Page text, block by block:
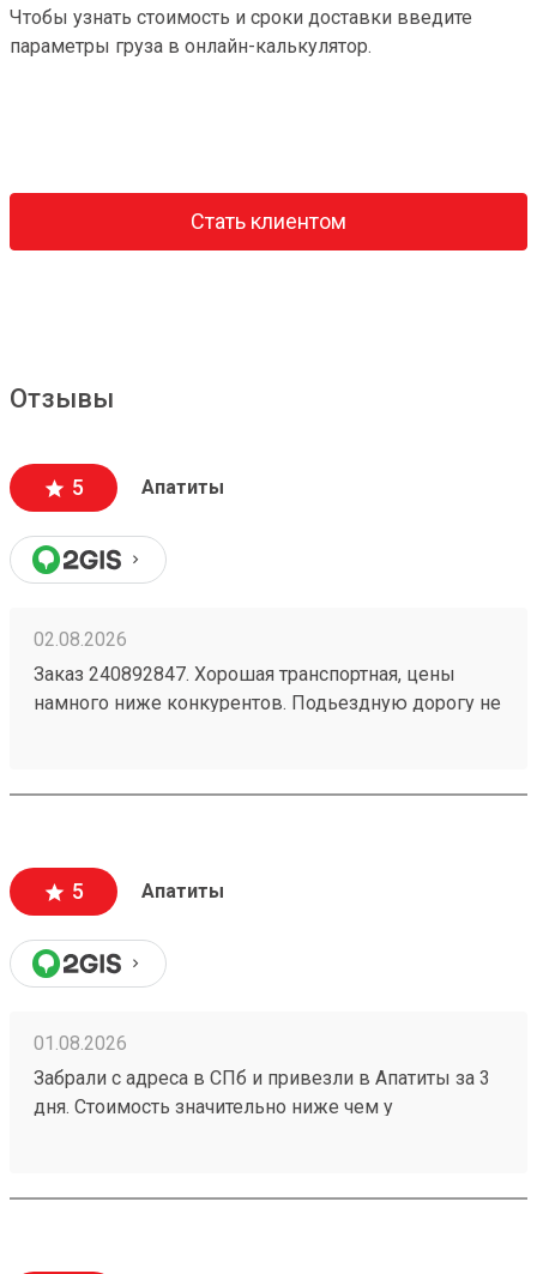
Чтобы узнать стоимость и сроки доставки введите
параметры груза в онлайн-калькулятор.
Стать клиентом
Отзывы
5 Апатиты
02.08.2026
Заказ 240892847. Хорошая транспортная, цены
намного ниже конкурентов. Подьездную дорогу не
подскажут как лучше упаковать. Заказы
5 Апатиты
01.08.2026
Забрали с адреса в СПб и привезли в Апатиты за 3
дня. Стоимость значительно ниже чем у
компанией! Номер заказа 260691900.